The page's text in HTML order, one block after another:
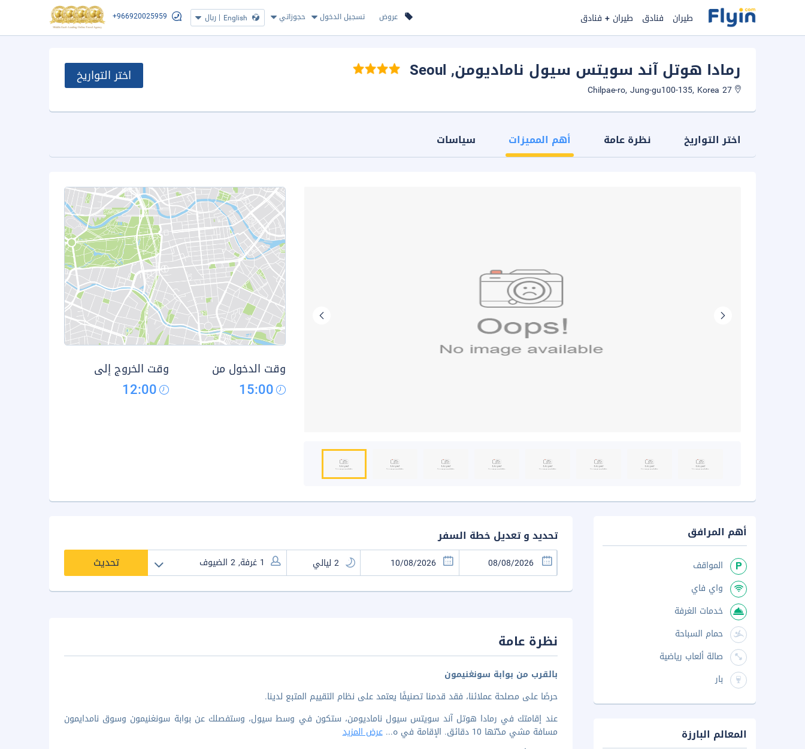
عروض تسجيل الدخول حجوزاتي English
| ريال +966920025959 طيران فنادق طيران + فنادق
رمادا هوتل آند سويتس سيول ناماديومن, Seoul اختر التواريخ
اختر التواريخ نظرة عامة أهم المميزات سياسات
وقت الدخول من
15:00
وقت الخروج إلى
12:00
تحديد و تعديل خطة السفر
تحديث
نظرة عامة
بالقرب من بوابة سونغنيمون
حرصًا على مصلحة عملائنا، فقد قدمنا تصنيفًا يعتمد على نظام التقييم المتبع لدينا.
عند إقامتك في رمادا هوتل آند سويتس سيول ناماديومن، ستكون في وسط سيول، وستفصلك عن بوابة سونغنيمون وسوق نامدايمون
مسافة مشي مدّتها 10 دقائق. الإقامة في ه
...عرض المزيد
أهم المرافق
المواقف
واي فاي
خدمات الغرفة
حمام السباحة
صالة ألعاب رياضية
بار
المعالم البارزة